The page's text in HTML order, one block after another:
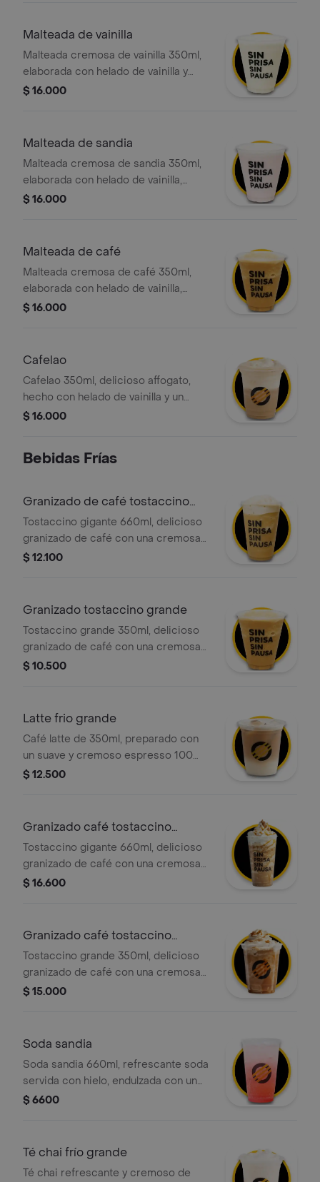
chocolate
Malteada de vainilla
Malteada cremosa de vainilla 350ml,
elaborada con helado de vainilla y
leche deslactosada, con la opción de
$ 16.000
Malteada de sandia
Malteada cremosa de sandia 350ml,
elaborada con helado de vainilla,
leche deslactosada y nuestro
elección.
$ 16.000
Malteada de café
Malteada cremosa de café 350ml,
elaborada con helado de vainilla,
leche deslactosada y nuestro
de agregar el topping de tu elección.
$ 16.000
Cafelao
Cafelao 350ml, delicioso affogato,
hecho con helado de vainilla y un
delicioso espresso doble 100
$ 16.000
Bebidas Frías
Granizado de café tostaccino
gigante
Tostaccino gigante 660ml, delicioso
granizado de café con una cremosa
mezcla de café 100 porciento
elección.
$ 12.100
Granizado tostaccino grande
Tostaccino grande 350ml, delicioso
granizado de café con una cremosa
mezcla de café 100 porciento
elección.
$ 10.500
Latte frio grande
Café latte de 350ml, preparado con
un suave y cremoso espresso 100
porciento colombiano, la cantidad
$ 12.500
Granizado café tostaccino
gigante full
Tostaccino gigante 660ml, delicioso
granizado de café con una cremosa
mezcla de café 100 porciento
$ 16.600
Granizado café tostaccino
grande full
Tostaccino grande 350ml, delicioso
granizado de café con una cremosa
mezcla de café 100 porciento
$ 15.000
Soda sandia
Soda sandia 660ml, refrescante soda
servida con hielo, endulzada con un
delicioso jarabe de sandía.
$ 6600
Té chai frío grande
Té chai refrescante y cremoso de